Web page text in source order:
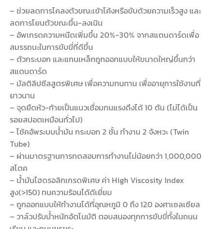
– ช่วยลดการโคลงตัวขณะเข้าโค้งหรือขับด้วยความเร็วสูง และ
ลดการโยนตัวขณะขึ้น-ลงเนิน
– อัพเกรดความหนืดเพิ่มขึ้น 20%-30% จากสแตนดาร์ดเพื่อ
สมรรถนะในการขับขี่ที่ดีขึ้น
– ตัวกระบอก และแกนเหล็กถูกออกแบบให้ขนาดใหญ่ขึ้นกว่า
สแตนดาร์ด
– มัลติลิปซีลสูตรพิเศษ เพื่อความทนทาน เพื่ออายุการใช้งานที่
ยาวนาน
– จุดยืดหัว-ท้ายเป็นแนวเชื่อมทนแรงดึงได้ 10 ตัน (ไม่ได้เป็น
รอยสปอตเหมือนทั่วไป)
– โช้คอัพระบบน้ำมัน กระบอก 2 ชั้น ทำงาน 2 จังหวะ (Twin
Tube)
– ผ่านมาตรฐานการทดสอบการทำงานไม่น้อยกว่า 1,000,000
สโตค
– น้ำมันไฮดรอลิกเกรดพิเศษ ค่า High Viscosity Index
สูง(>150) ทนความร้อนได้ดีเยี่ยม
– ถูกออกแบบให้ทำงานได้ที่อุณหภูมิ 0 ถึง 120 องศาเซลเซียล
– วาล์วปรับน้ำหนักอัตโนมัติ ตอบสนองทุกการขับขี่ทั้งในถนน